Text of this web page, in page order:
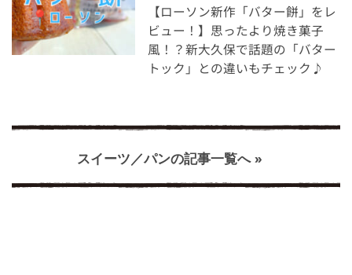
【ローソン新作「バター餅」をレ
ビュー！】思ったより焼き菓子
風！？新大久保で話題の「バター
トック」との違いもチェック♪
スイーツ／パンの記事一覧へ »